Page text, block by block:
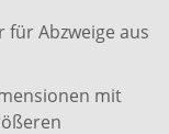
für Abzweige aus
mit